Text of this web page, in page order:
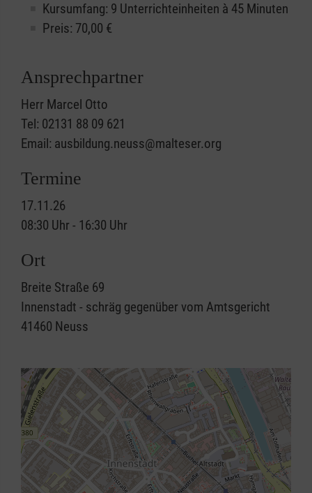
Kursumfang: 9 Unterrichteinheiten à 45 Minuten
Preis: 70,00 €
Ansprechpartner
Herr Marcel Otto
Tel: 02131 88 09 621
Email: ausbildung.neuss@malteser.org
Termine
17.11.26
08:30 Uhr - 16:30 Uhr
Ort
Breite Straße 69
Innenstadt - schräg gegenüber vom Amtsgericht
41460 Neuss